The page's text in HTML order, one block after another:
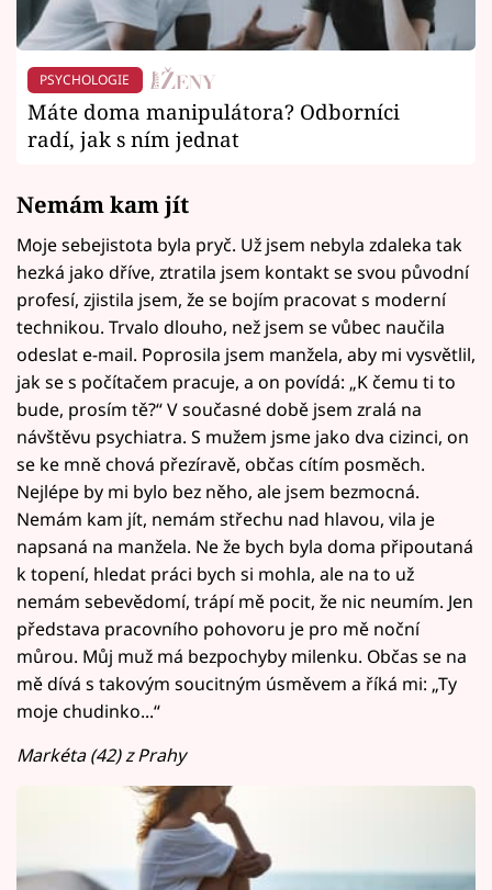
PSYCHOLOGIE
Máte doma manipulátora? Odborníci
radí, jak s ním jednat
Nemám kam jít
Moje sebejistota byla pryč. Už jsem nebyla zdaleka tak
hezká jako dříve, ztratila jsem kontakt se svou původní
profesí, zjistila jsem, že se bojím pracovat s moderní
technikou. Trvalo dlouho, než jsem se vůbec naučila
odeslat e-mail. Poprosila jsem manžela, aby mi vysvětlil,
jak se s počítačem pracuje, a on povídá: „K čemu ti to
bude, prosím tě?“ V současné době jsem zralá na
návštěvu psychiatra. S mužem jsme jako dva cizinci, on
se ke mně chová přezíravě, občas cítím posměch.
Nejlépe by mi bylo bez něho, ale jsem bezmocná.
Nemám kam jít, nemám střechu nad hlavou, vila je
napsaná na manžela. Ne že bych byla doma připoutaná
k topení, hledat práci bych si mohla, ale na to už
nemám sebevědomí, trápí mě pocit, že nic neumím. Jen
představa pracovního pohovoru je pro mě noční
můrou. Můj muž má bezpochyby milenku. Občas se na
mě dívá s takovým soucitným úsměvem a říká mi: „Ty
moje chudinko...“
Markéta (42) z Prahy